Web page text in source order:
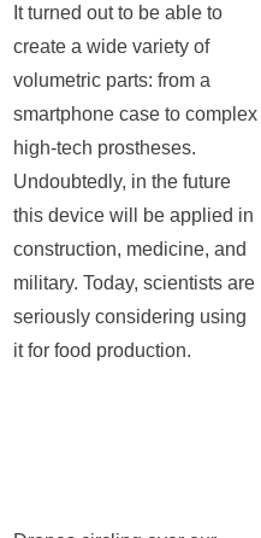
It turned out to be able to
create a wide variety of
volumetric parts: from a
smartphone case to complex
high-tech prostheses.
Undoubtedly, in the future
this device will be applied in
construction, medicine, and
military. Today, scientists are
seriously considering using
it for food production.